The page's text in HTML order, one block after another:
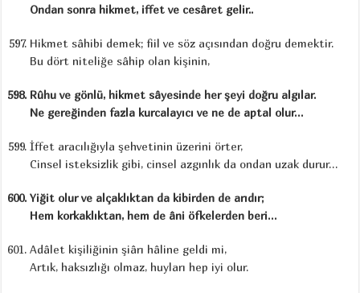
Ondan sonra hikmet, iffet ve cesâret gelir..
Hikmet sâhibi demek; fiil ve söz açısından doğru demektir.
Bu dört niteliğe sâhip olan kişinin,
Rûhu ve gönlü, hikmet sâyesinde her şeyi doğru algılar.
Ne gereğinden fazla kurcalayıcı ve ne de aptal olur…
İffet aracılığıyla şehvetinin üzerini örter,
Cinsel isteksizlik gibi, cinsel azgınlık da ondan uzak durur…
Yiğit olur ve alçaklıktan da kibirden de arıdır;
Hem korkaklıktan, hem de âni öfkelerden beri…
Adâlet kişiliğinin şiârı hâline geldi mi,
Artık, haksızlığı olmaz, huyları hep iyi olur.